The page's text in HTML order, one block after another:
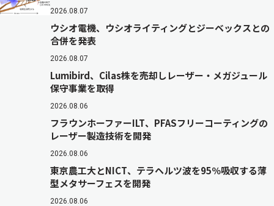
2026.08.07
ウシオ電機、ウシオライティングとジーベックスとの
合併を発表
2026.08.07
Lumibird、Cilas株を売却しレーザー・メガジュール
保守事業を取得
2026.08.06
フラウンホーファーILT、PFASフリーコーティングの
レーザー製造技術を開発
2026.08.06
東京農工大とNICT、テラヘルツ波を95％吸収する薄
型メタサーフェスを開発
2026.08.06